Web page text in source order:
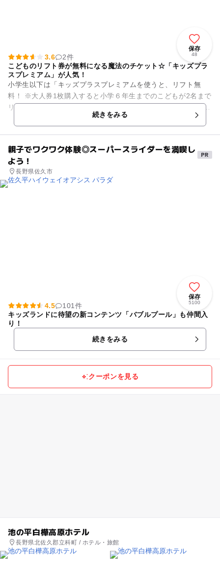
保存
48
3.6
2件
こどものリフト券が無料になる魔法のチケット☆「キッズプラ
スプレミアム」が人気！
小学生以下は「キッズプラスプレミアムを使うと、リフト無
料！ ※大人券1枚購入すると小学６年生までのこどもが2名まで
リフト券無料になる魔法のチケット☆ 直営ホテル内にキッズル
続きをみる
親子でワクワク体験◎スーパースライダーを満喫し
よう！
長野県佐久市
保存
5100
4.5
101件
キッズランドに待望の新コンテンツ「バブルプール」も仲間入
り！
続きをみる
クーポンを見る
池の平白樺高原ホテル
長野県北佐久郡立科町 / ホテル・旅館